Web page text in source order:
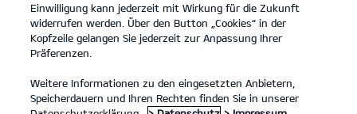
Einwilligung kann jederzeit mit Wirkung für die Zukunft
widerrufen werden. Über den Button „Cookies“ in der
Kopfzeile gelangen Sie jederzeit zur Anpassung Ihrer
Präferenzen.
Weitere Informationen zu den eingesetzten Anbietern,
Speicherdauern und Ihren Rechten finden Sie in unserer